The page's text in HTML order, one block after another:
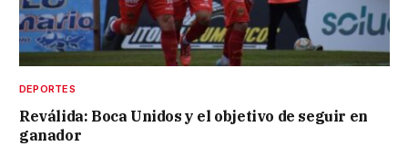
DEPORTES
Reválida: Boca Unidos y el objetivo de seguir en
ganador